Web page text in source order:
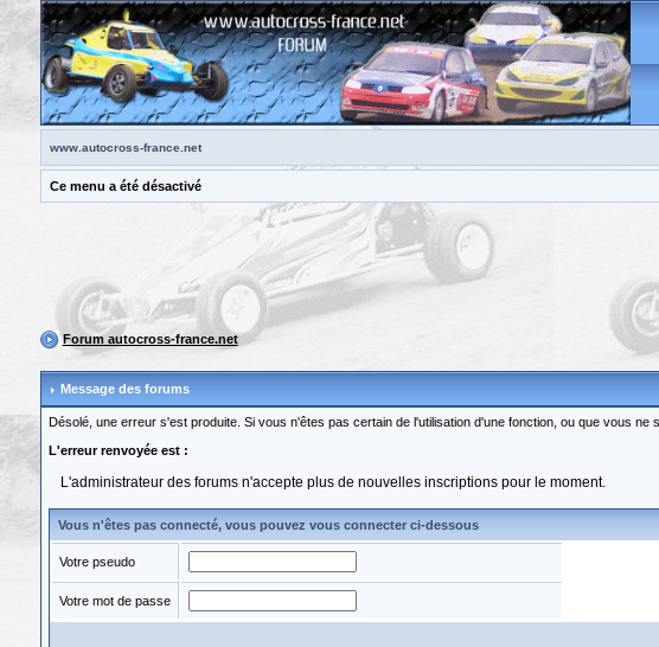
www.autocross-france.net
Ce menu a été désactivé
Forum autocross-france.net
Message des forums
Désolé, une erreur s'est produite. Si vous n'êtes pas certain de l'utilisation d'une fonction, ou que vous
L'erreur renvoyée est :
L'administrateur des forums n'accepte plus de nouvelles inscriptions pour le moment.
Vous n'êtes pas connecté, vous pouvez vous connecter ci-dessous
Votre pseudo
Votre mot de passe